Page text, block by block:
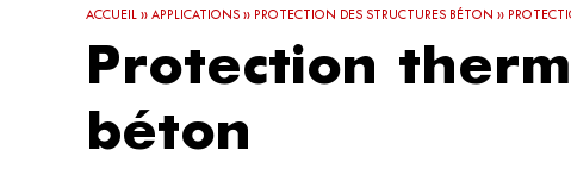
ACCUEIL » APPLICATIONS » PROTECTION DES STRUCTURES BÉTON »
Protection
béton